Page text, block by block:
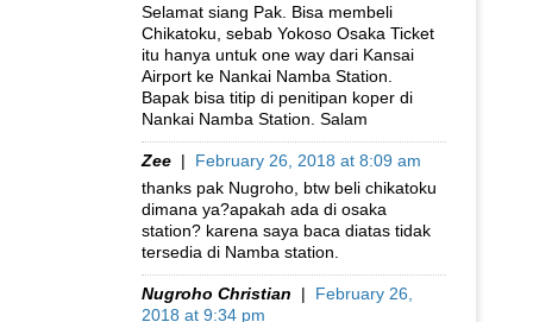
Selamat siang Pak. Bisa membeli
Chikatoku, sebab Yokoso Osaka Ticket
itu hanya untuk one way dari Kansai
Airport ke Nankai Namba Station.
Bapak bisa titip di penitipan koper di
Nankai Namba Station. Salam
Zee | February 26, 2018 at 8:09 am
thanks pak Nugroho, btw beli chikatoku
dimana ya?apakah ada di osaka
station? karena saya baca diatas tidak
tersedia di Namba station.
Nugroho Christian | February 26,
2018 at 9:34 pm